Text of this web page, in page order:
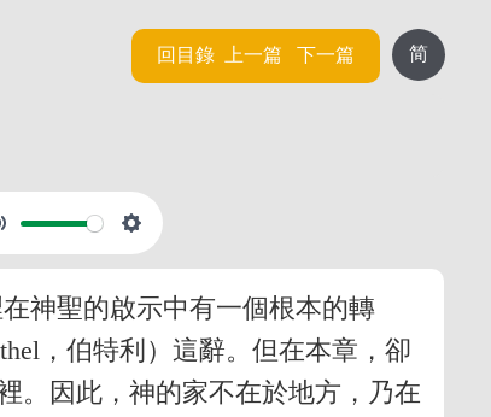
简
回目錄 上一篇 下一篇
神聖的啟示中有一個根本的轉
，伯特利）這辭。但在本章，卻
。因此，神的家不在於地方，乃在